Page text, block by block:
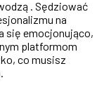
. Sędziować
na
się emocjonująco,
platformom
co musisz